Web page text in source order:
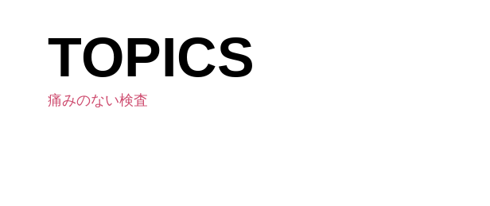
TREATMENT
老化細胞を「削除」せよ – セノリ
TOPICS
痛みのない検査